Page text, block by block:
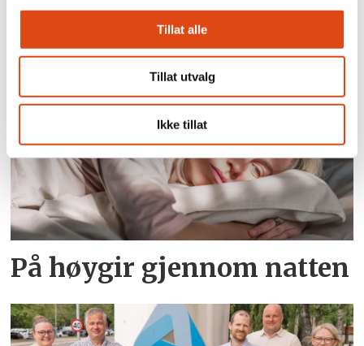
Tillat alle
Tillat utvalg
Ikke tillat
trenger et organisert
kulturliv
På høygir gjennom natten